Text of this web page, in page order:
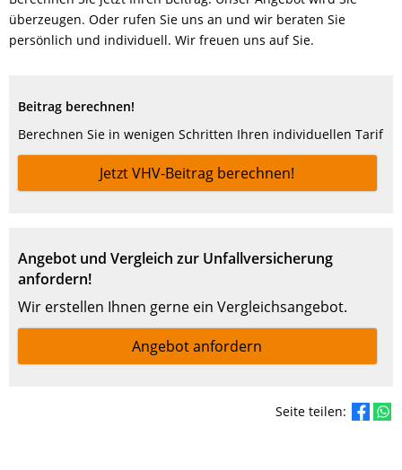
überzeugen. Oder rufen Sie uns an und wir beraten Sie
persönlich und individuell. Wir freuen uns auf Sie.
Beitrag berechnen!
Berechnen Sie in wenigen Schritten Ihren individuellen Tarif
Jetzt VHV-Beitrag berechnen!
Angebot und Vergleich zur Unfallversicherung
anfordern!
Wir erstellen Ihnen gerne ein Vergleichsangebot.
Angebot anfordern
Seite teilen: